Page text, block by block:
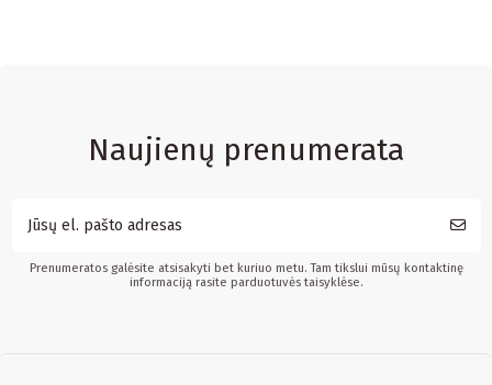
Naujienų prenumerata
Prenumeratos galėsite atsisakyti bet kuriuo metu. Tam tikslui mūsų kontaktinę
informaciją rasite parduotuvės taisyklėse.